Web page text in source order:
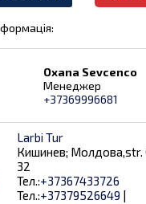
Oxana Sevcenco
Менеджер
+37369996681
Larbi Tur
Кишинев; Молдова,str.
32
Тел.:+37367433726
Тел.:+37379526649 |